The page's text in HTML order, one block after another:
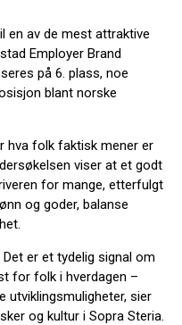
en av de mest attraktive
Employer Brand
på 6. plass, noe
blant norske
hva folk faktisk mener er
viser at et godt
for mange, etterfulgt
og goder, balanse
er et tydelig signal om
for folk i hverdagen –
utviklingsmuligheter, sier
og kultur i Sopra Steria.